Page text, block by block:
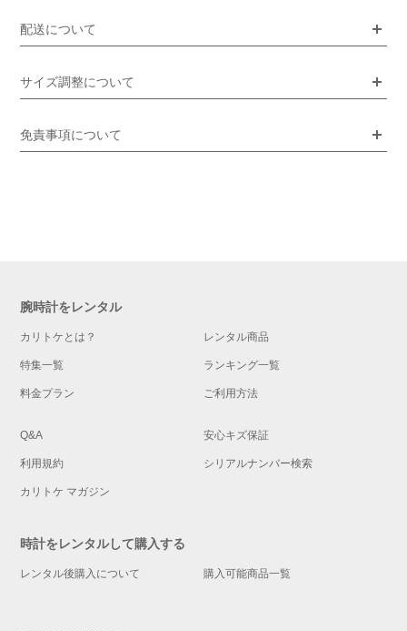
配送について
サイズ調整について
免責事項について
腕時計をレンタル
カリトケとは？ レンタル商品
特集一覧 ランキング一覧
料金プラン ご利用方法
Q&A 安心キズ保証
利用規約 シリアルナンバー検索
カリトケ マガジン
時計をレンタルして購入する
レンタル後購入について 購入可能商品一覧